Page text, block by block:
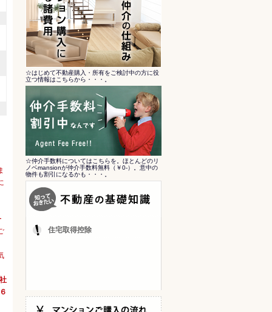
☆はじめて不動産購入・所有をご検討中の方に役
立つ情報はこちらから・・・。
☆仲介手数料についてはこちらを。ほとんどのリ
ノベmansionが仲介手数料無料（￥0-）。意中の
物件も割引になるかも・・・。
住宅取得控除